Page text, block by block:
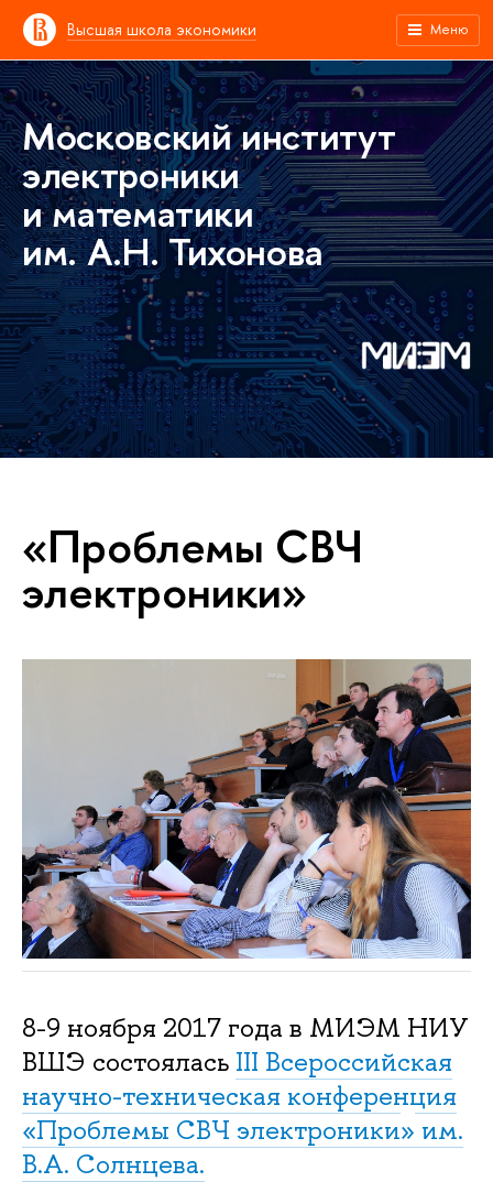
Высшая школа экономики Меню
Московский институт
электроники
и математики
им. А.Н. Тихонова
«Проблемы СВЧ
электроники»
8-9 ноября 2017 года в МИЭМ НИУ
ВШЭ состоялась III Всероссийская
научно-техническая конференция
«Проблемы СВЧ электроники» им.
В.А. Солнцева.